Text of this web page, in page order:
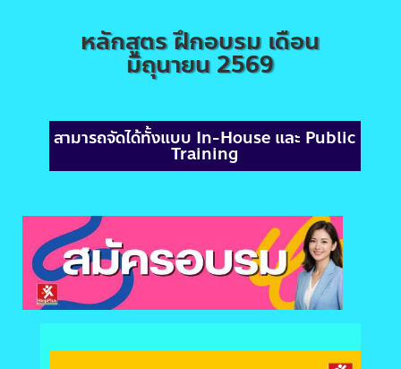
หลักสูตร ฝึกอบรม เดือน
มิถุนายน 2569
สามารถจัดได้ทั้งแบบ In-House และ Public
Training